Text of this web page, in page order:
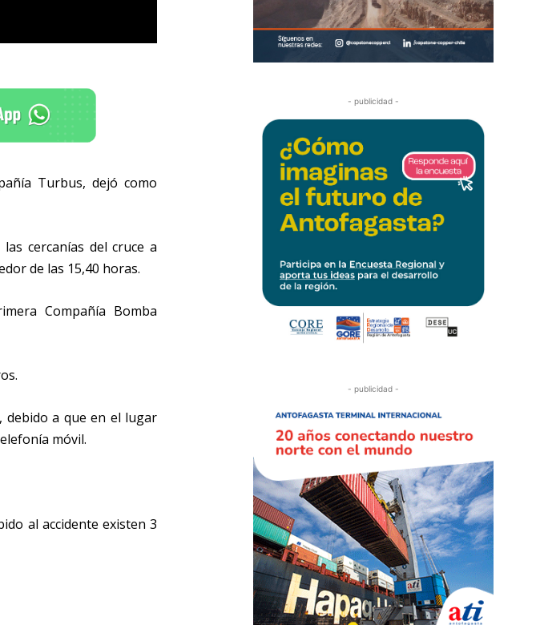
Turbus, dejó como
cercanías del cruce a
de las 15,40 horas.
Compañía Bomba
debido a que en el lugar
móvil.
al accidente existen 3
- publicidad -
- publicidad -